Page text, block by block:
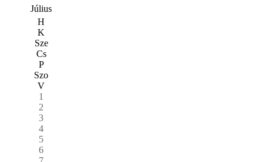
Július
H
K
Sze
Cs
P
Szo
V
1
2
3
4
5
6